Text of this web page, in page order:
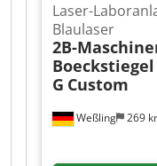
Weßling 269
Laser-
Blaulaser
2B-
G Custom